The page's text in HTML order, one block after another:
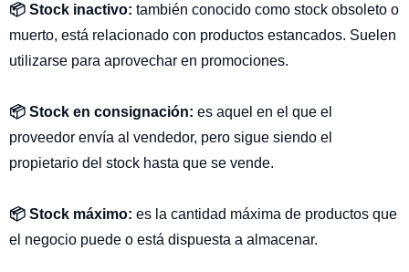
📦 Stock inactivo: también conocido como stock obsoleto o
muerto, está relacionado con productos estancados. Suelen
utilizarse para aprovechar en promociones.
📦 Stock en consignación: es aquel en el que el
proveedor envía al vendedor, pero sigue siendo el
propietario del stock hasta que se vende.
📦 Stock máximo: es la cantidad máxima de productos que
el negocio puede o está dispuesta a almacenar.